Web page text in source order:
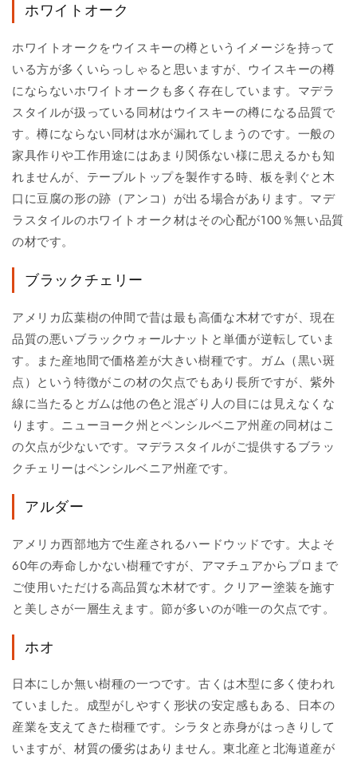
ホワイトオーク
ホワイトオークをウイスキーの樽というイメージを持って
いる方が多くいらっしゃると思いますが、ウイスキーの樽
にならないホワイトオークも多く存在しています。マデラ
スタイルが扱っている同材はウイスキーの樽になる品質で
す。樽にならない同材は水が漏れてしまうのです。一般の
家具作りや工作用途にはあまり関係ない様に思えるかも知
れませんが、テーブルトップを製作する時、板を剥ぐと木
口に豆腐の形の跡（アンコ）が出る場合があります。マデ
ラスタイルのホワイトオーク材はその心配が100％無い品質
の材です。
ブラックチェリー
アメリカ広葉樹の仲間で昔は最も高価な木材ですが、現在
品質の悪いブラックウォールナットと単価が逆転していま
す。また産地間で価格差が大きい樹種です。ガム（黒い斑
点）という特徴がこの材の欠点でもあり長所ですが、紫外
線に当たるとガムは他の色と混ざり人の目には見えなくな
ります。ニューヨーク州とペンシルベニア州産の同材はこ
の欠点が少ないです。マデラスタイルがご提供するブラッ
クチェリーはペンシルベニア州産です。
アルダー
アメリカ西部地方で生産されるハードウッドです。大よそ
60年の寿命しかない樹種ですが、アマチュアからプロまで
ご使用いただける高品質な木材です。クリアー塗装を施す
と美しさが一層生えます。節が多いのが唯一の欠点です。
ホオ
日本にしか無い樹種の一つです。古くは木型に多く使われ
ていました。成型がしやすく形状の安定感もある、日本の
産業を支えてきた樹種です。シラタと赤身がはっきりして
いますが、材質の優劣はありません。東北産と北海道産が